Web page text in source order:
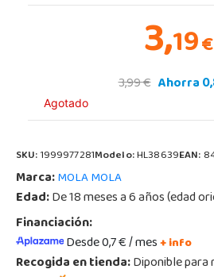
3,19€
3,99 € Ahorra
Agotado
SKU:1999977281Modelo:HL38639EAN:
Marca:MOLA MOLA
Edad:De 18 meses a 6 años (edad
Financiación:
Desde 0,7 € / mes+ info
Recogida en tienda:Diponible